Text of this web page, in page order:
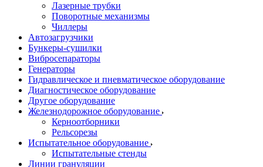
Лазерные трубки
Поворотные механизмы
Чиллеры
Автозагрузчики
Бункеры-сушилки
Вибросепараторы
Генераторы
Гидравлическое и пневматическое оборудование
Диагностическое оборудование
Другое оборудование
Железнодорожное оборудование
Керноотборники
Рельсорезы
Испытательное оборудование
Испытательные стенды
Линии грануляции